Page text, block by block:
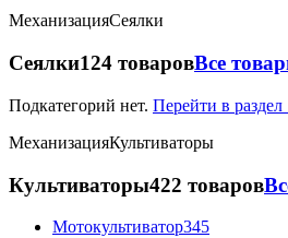
МеханизацияСеялки
Сеялки124 товаровВсе
Подкатегорий нет. Перейти в
МеханизацияКультиваторы
Культиваторы422 товаров
Мотокультиватор345